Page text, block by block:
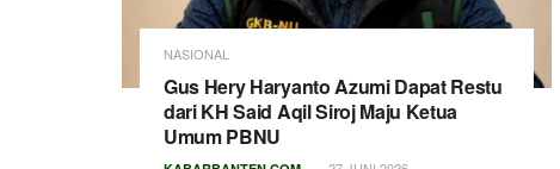
NASIONAL
Gus Hery Haryanto Azumi Dapat Restu
dari KH Said Aqil Siroj Maju Ketua
Umum PBNU